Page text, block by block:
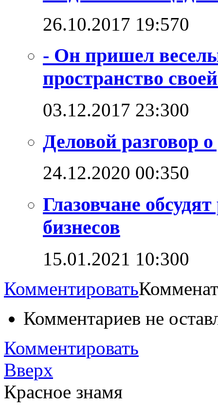
26.10.2017 19:570
- Он пришел
пространство
03.12.2017 23:300
Деловой разговор
24.12.2020 00:350
Глазовчане
бизнесов
15.01.2021 10:300
Комментировать
Комментариев не
Комментировать
Вверх
Красное знамя